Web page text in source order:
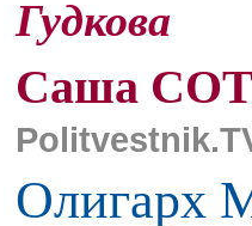
Гудкова
Саша
Олигарх